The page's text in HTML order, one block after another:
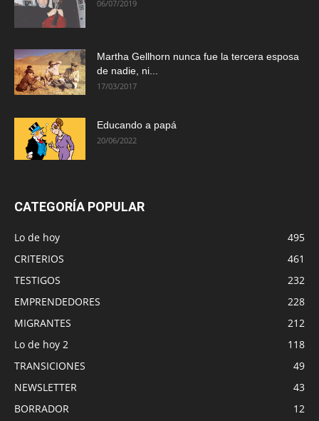
06/07/2019
Martha Gellhorn nunca fue la tercera esposa
de nadie, ni...
17/03/2017
Educando a papá
20/06/2022
CATEGORÍA POPULAR
Lo de hoy
495
CRITERIOS
461
TESTIGOS
232
EMPRENDEDORES
228
MIGRANTES
212
Lo de hoy 2
118
TRANSICIONES
49
NEWSLETTER
43
BORRADOR
12